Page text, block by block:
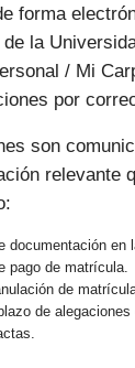
forma
la
/ Mi
por
son
relevante
documentación en
pago de matrícula.
de
de